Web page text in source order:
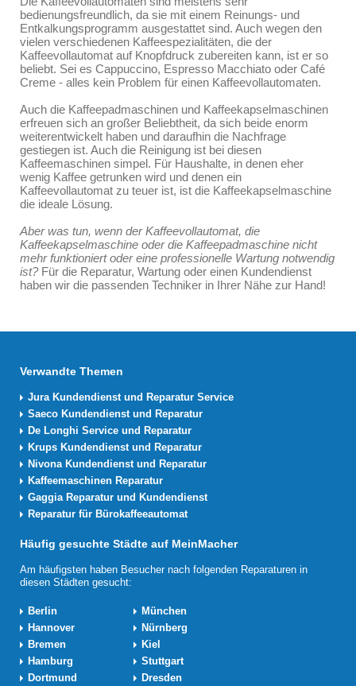
bedienungsfreundlich, da sie mit einem Reinungs- und
Entkalkungsprogramm ausgestattet sind. Auch wegen den
vielen verschiedenen Kaffeespezialitäten, die der
Kaffeevollautomat auf Knopfdruck zubereiten kann, ist er so
beliebt. Sei es Cappuccino, Espresso Macchiato oder Café
Creme - alles kein Problem für einen Kaffeevollautomaten.
Auch die Kaffeepadmaschinen und Kaffeekapselmaschinen
erfreuen sich an großer Beliebtheit, da sich beide enorm
weiterentwickelt haben und daraufhin die Nachfrage
gestiegen ist. Auch die Reinigung ist bei diesen
Kaffeemaschinen simpel. Für Haushalte, in denen eher
wenig Kaffee getrunken wird und denen ein
Kaffeevollautomat zu teuer ist, ist die Kaffeekapselmaschine
die ideale Lösung.
Aber was tun, wenn der Kaffeevollautomat, die
Kaffeekapselmaschine oder die Kaffeepadmaschine nicht
mehr funktioniert oder eine professionelle Wartung notwendig
ist?Für die Reparatur, Wartung oder einen Kundendienst
haben wir die passenden Techniker in Ihrer Nähe zur Hand!
Verwandte Themen
Jura Kundendienst und Reparatur Service
Saeco Kundendienst und Reparatur
De Longhi Service und Reparatur
Krups Kundendienst und Reparatur
Nivona Kundendienst und Reparatur
Kaffeemaschinen Reparatur
Gaggia Reparatur und Kundendienst
Reparatur für Bürokaffeeautomat
Häufig gesuchte Städte auf MeinMacher
Am häufigsten haben Besucher nach folgenden Reparaturen in
diesen Städten gesucht:
Berlin
München
Hannover
Nürnberg
Bremen
Kiel
Hamburg
Stuttgart
Dortmund
Dresden